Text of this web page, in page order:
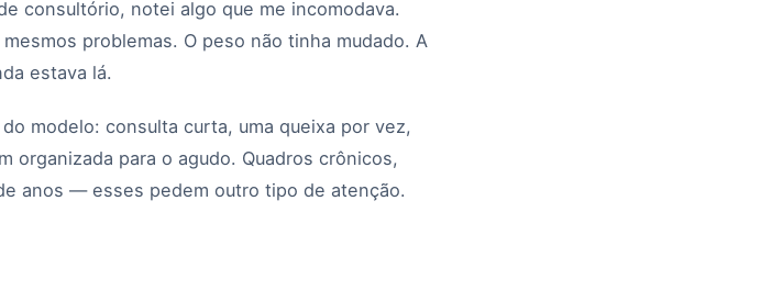
consultório, notei algo que me incomodava.
problemas. O peso não tinha mudado. A
estava lá.
modelo: consulta curta, uma queixa por vez,
organizada para o agudo. Quadros crônicos,
anos — esses pedem outro tipo de atenção.